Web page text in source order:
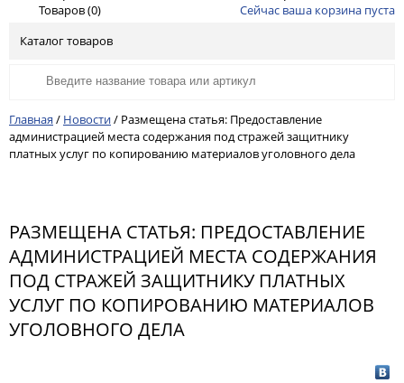
Товаров (0)
Сейчас ваша корзина пуста
Каталог товаров
Главная / Новости/ Размещена статья: Предоставление
администрацией места содержания под стражей защитнику
платных услуг по копированию материалов уголовного дела
РАЗМЕЩЕНА СТАТЬЯ: ПРЕДОСТАВЛЕНИЕ
АДМИНИСТРАЦИЕЙ МЕСТА СОДЕРЖАНИЯ
ПОД СТРАЖЕЙ ЗАЩИТНИКУ ПЛАТНЫХ
УСЛУГ ПО КОПИРОВАНИЮ МАТЕРИАЛОВ
УГОЛОВНОГО ДЕЛА